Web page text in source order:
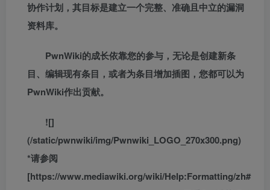
协作计划，其目标是建立一个完整、准确且中立的漏洞
资料库。
PwnWiki的成长依靠您的参与，无论是创建新条
目、编辑现有条目，或者为条目增加插图，您都可以为
PwnWiki作出贡献。
![]
(/static/pwnwiki/img/Pwnwiki_LOGO_270x300.png)
*请参阅
[https://www.mediawiki.org/wiki/Help:Formatting/zh#